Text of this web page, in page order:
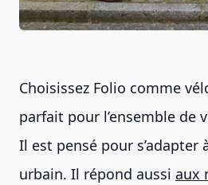
Choisissez Folio comme
parfait pour l’ensemble de
Il est pensé pour s’adapter
urbain. Il répond aussi aux